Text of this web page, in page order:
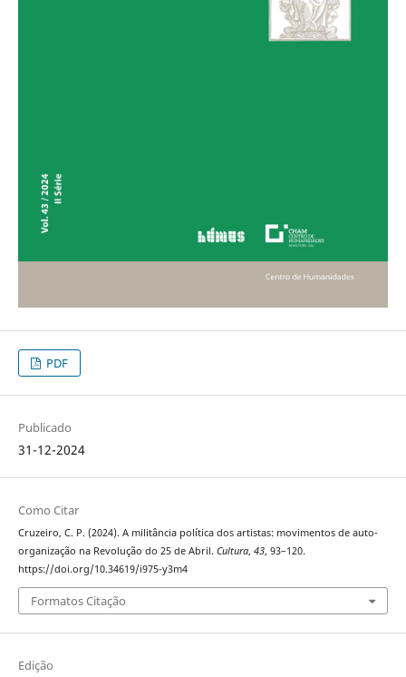
PDF
Publicado
31-12-2024
Como Citar
Cruzeiro, C. P. (2024). A militância política dos artistas: movimentos de auto-
organização na Revolução do 25 de Abril. Cultura, 43, 93–120.
https://doi.org/10.34619/i975-y3m4
Formatos Citação
Edição